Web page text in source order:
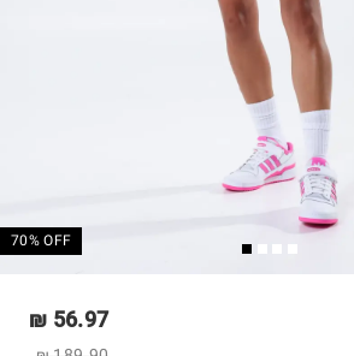
70% OFF
56.97 ₪